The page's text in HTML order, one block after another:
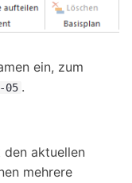
ein, zum
05 .
aktuellen
mehrere